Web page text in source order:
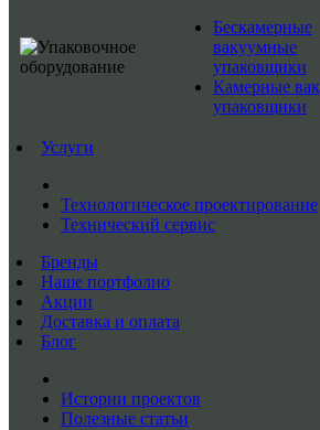
Бескамерные
вакуумные
упаковщики
Камерные
упаковщики
Услуги
Технологическое проектирование
Технический сервис
Бренды
Наше портфолио
Акции
Доставка и оплата
Блог
Истории проектов
Полезные статьи